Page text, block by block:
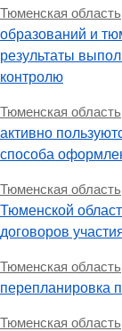
Тюменская область
образований и
результаты
контролю
Тюменская область
активно
способа
Тюменская область
Тюменской
договоров
Тюменская область
перепланировка
Тюменская область